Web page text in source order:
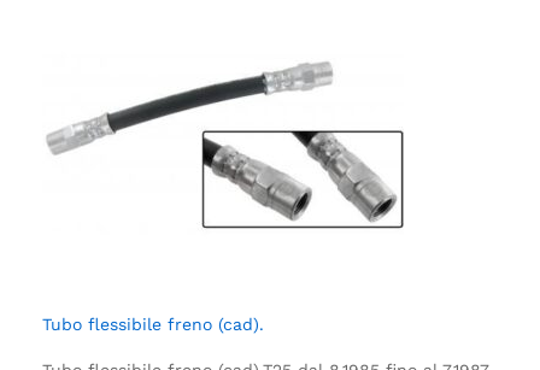
Tubo flessibile freno (cad).